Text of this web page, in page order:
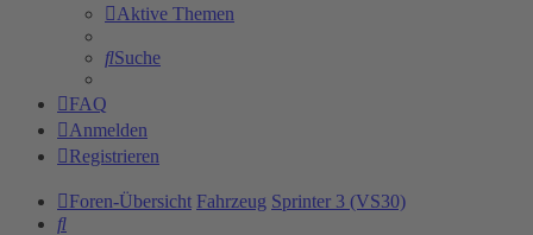
Aktive Themen
Suche
FAQ
Anmelden
Registrieren
Foren-Übersicht Fahrzeug Sprinter 3 (VS30)
Suche